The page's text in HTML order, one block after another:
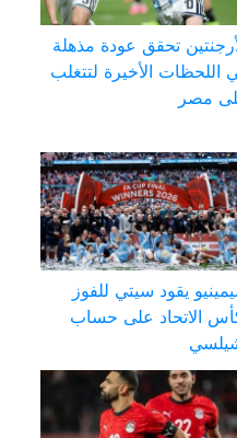
تحقق عودة مذهلة
اللحظات الأخيرة لتتغلب
مصر
يقود سيتي للفوز
الاتحاد على حساب